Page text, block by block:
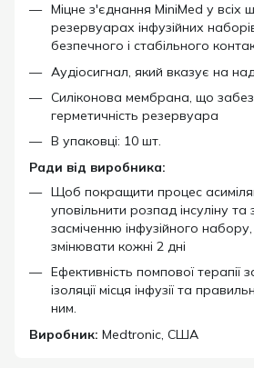
Міцне з'єднання MiniMed у всіх
резервуарах інфузійних
безпечного і стабільного
Аудіосигнал, який вказує на
Силіконова мембрана, що
герметичність резервуара
В упаковці: 10 шт.
Ради від виробника:
Щоб покращити процес
уповільнити розпад інсуліну та
засміченню інфузійного
змінювати кожні 2 дні
Ефективність помпової терапії
ізоляції місця інфузії та
ним.
Виробник: Medtronic, США